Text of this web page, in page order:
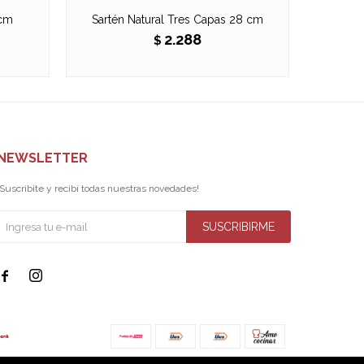
Sartén Natural Tres Capas 28 cm
$ 2.288
y recibí todas nuestras novedades!
SUSCRIBIRME
 